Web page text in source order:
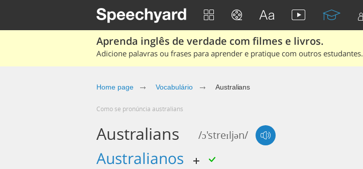
Aprenda inglês de verdade com filmes e livros.
Adicione palavras ou frases para aprender e pratique com outros estudantes.
Home page Vocabulário Australians
Como se pronúncia australians
Australians /ɔ'streɪljən/
australianos